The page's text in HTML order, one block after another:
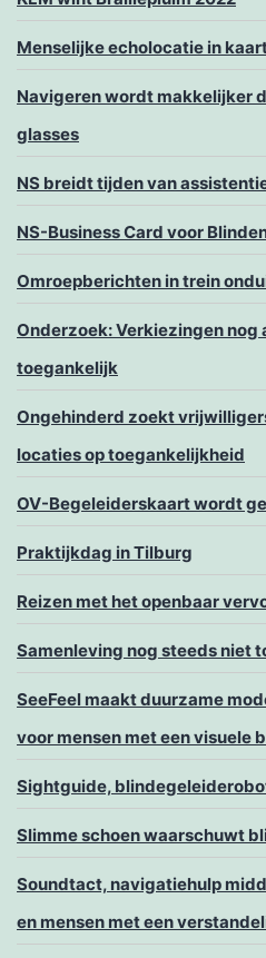
Menselijke echolocatie in
Navigeren wordt makkelijker
glasses
NS breidt tijden van
NS-Business Card voor
Omroepberichten in trein
Onderzoek: Verkiezingen
toegankelijk
Ongehinderd zoekt
locaties op toegankelijkheid
OV-Begeleiderskaart wordt
Praktijkdag in Tilburg
Reizen met het openbaar
Samenleving nog steeds niet
SeeFeel maakt duurzame
voor mensen met een visuele
Sightguide,
Slimme schoen waarschuwt
Soundtact, navigatiehulp
en mensen met een